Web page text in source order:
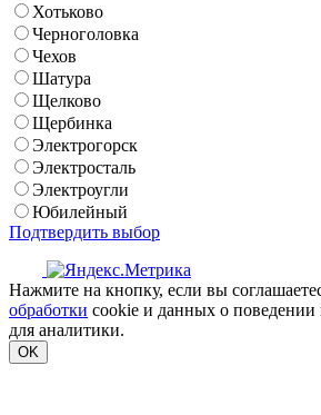
Хотьково
Черноголовка
Чехов
Шатура
Щелково
Щербинка
Электрогорск
Электросталь
Электроугли
Юбилейный
Подтвердить выбор
Нажмите на кнопку, если вы
обработки cookie и данных о
для аналитики.
OK